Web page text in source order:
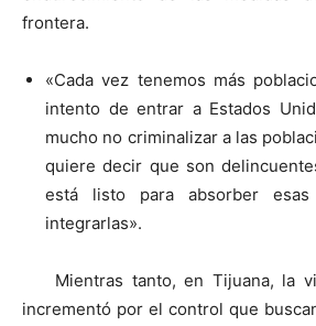
frontera.
«Cada vez tenemos más
intento de entrar a Estados
mucho no criminalizar a las
quiere decir que son
está listo para absorber esas
integrarlas».
Mientras tanto, en Tijuana, la
incrementó por el control que